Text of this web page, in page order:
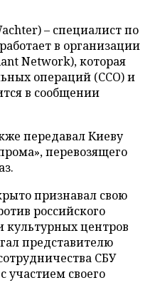
– специалист по
в организации
Network), которая
операций (ССО) и
в сообщении
передавал Киеву
перевозящего
признавал свою
российского
культурных центров
представителю
СБУ
участием своего